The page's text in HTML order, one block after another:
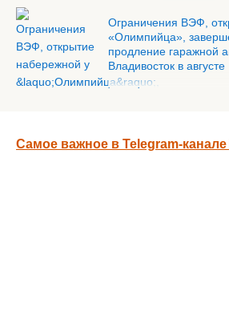
Ограничения ВЭФ,
«Олимпийца»,
продление гаражной
Владивосток в августе
Самое важное в Telegram-